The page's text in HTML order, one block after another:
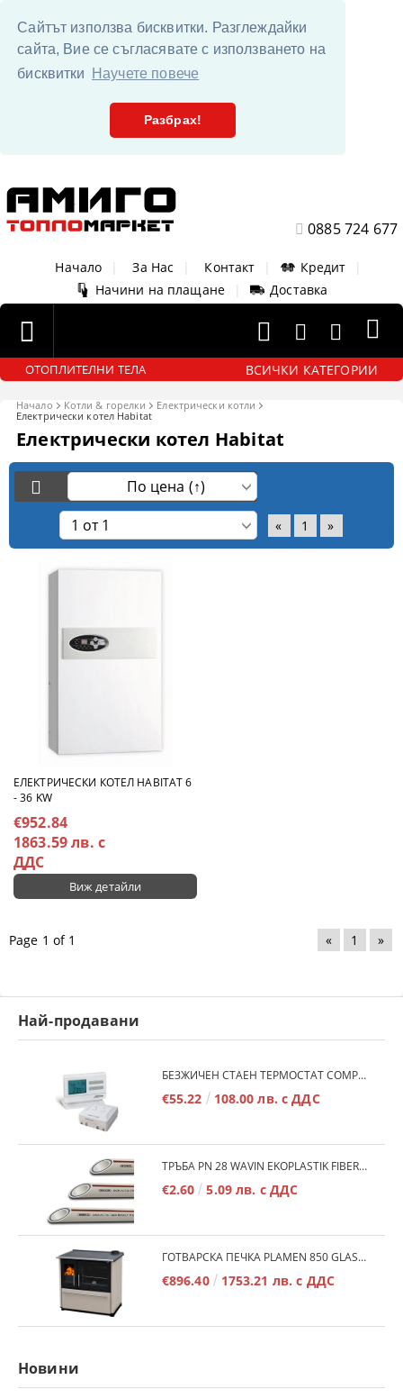
Сайтът използва бисквитки. Разглеждайки
сайта, Вие се съгласявате с използването на
бисквитки
Научете повече
Разбрах!
0885 724 677
Начало За Нас Контакт Кредит
Начини на плащане
Доставка
ОТОПЛИТЕЛНИ ТЕЛА ВСИЧКИ КАТЕГОРИИ
Начало Котли & горелки
Eлектрически котли
Електрически котел Habitat
Електрически котел Habitat
« 1 »
ЕЛЕКТРИЧЕСКИ КОТЕЛ HABITAT 6
- 36 KW
€952.84
1863.59 лв. с
ДДС
Виж детайли
Page 1 of 1 « 1 »
Най-продавани
БЕЗЖИЧЕН СТАЕН ТЕРМОСТАТ COMPUTHERM Q7RF
€55.22 108.00 лв. с ДДС
ТРЪБА PN 28 WAVIN EKOPLASTIK FIBER BASALT PLUS - 3М/БР.
€2.60 5.09 лв. с ДДС
ГОТВАРСКА ПЕЧКА PLAMEN 850 GLAS 11KW
€896.40 1753.21 лв. с ДДС
Новини